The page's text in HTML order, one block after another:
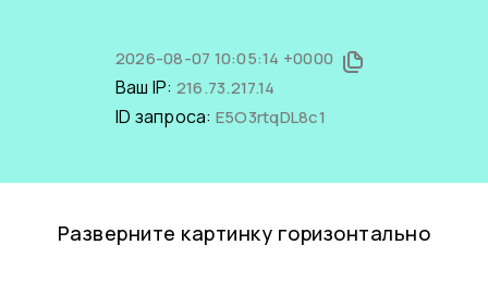
2026-08-07 10:05:14 +0000
Ваш IP: 216.73.217.14
ID запроса: E5O3rtqDL8c1
Разверните картинку горизонтально